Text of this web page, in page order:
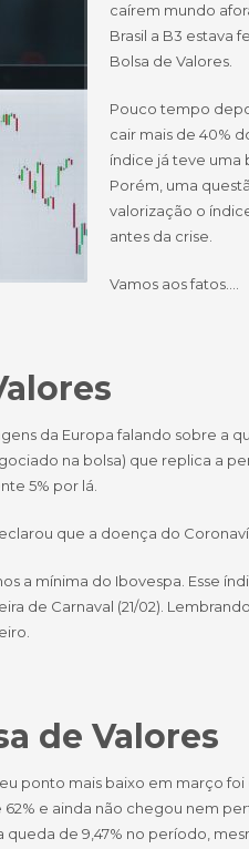
caírem mundo
Brasil a B3 estava
Bolsa de Valores.
Pouco tempo
cair mais de 40%
índice já teve uma
Porém, uma
valorização o
antes da crise.
Vamos aos fatos….
da Europa falando sobre a
na bolsa) que replica a
5% por lá.
que a doença do
a mínima do Ibovespa. Esse
de Carnaval (21/02).
de Valores
ponto mais baixo em março
62% e ainda não chegou nem
queda de 9,47% no período,